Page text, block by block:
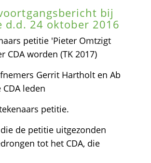
bij
d.d. 24 oktober 2016
petitie 'Pieter Omtzigt
CDA worden (TK 2017)
Gerrit Hartholt en Ab
leden
petitie.
de petitie uitgezonden
tot het CDA, die